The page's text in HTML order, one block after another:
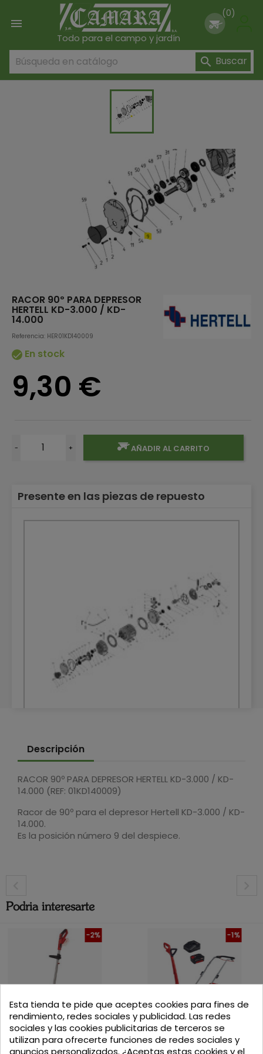

Todo para el campo y jardín
(0)
 Buscar
RACOR 90º PARA DEPRESOR
HERTELL KD-3.000 / KD-
14.000
Referencia: HER01KD140009
 En stock
9,30 €
- + AÑADIR AL CARRITO
Presente en las piezas de repuesto
DESPIECE DEPRESOR HERTELL KD-8000 540
DESPIECE DEPRESOR HERTELL KD-6.500 540
RPM
DESPIECES
Descripción
RACOR 90º PARA DEPRESOR HERTELL KD-3.000 / KD-
14.000 (REF: 01KD140009)
Racor de 90º para el depresor Hertell KD-3.000 / KD-
14.000.
Es la posición número 9 del despiece.
Podria interesarte
MOTOAZADA INALAMBRICA GE-CR...
-2%
KIT DE MAQUINAS DE...
-1%
Esta tienda te pide que aceptes cookies para fines de
rendimiento, redes sociales y publicidad. Las redes
sociales y las cookies publicitarias de terceros se
utilizan para ofrecerte funciones de redes sociales y
anuncios personalizados. ¿Aceptas estas cookies y el